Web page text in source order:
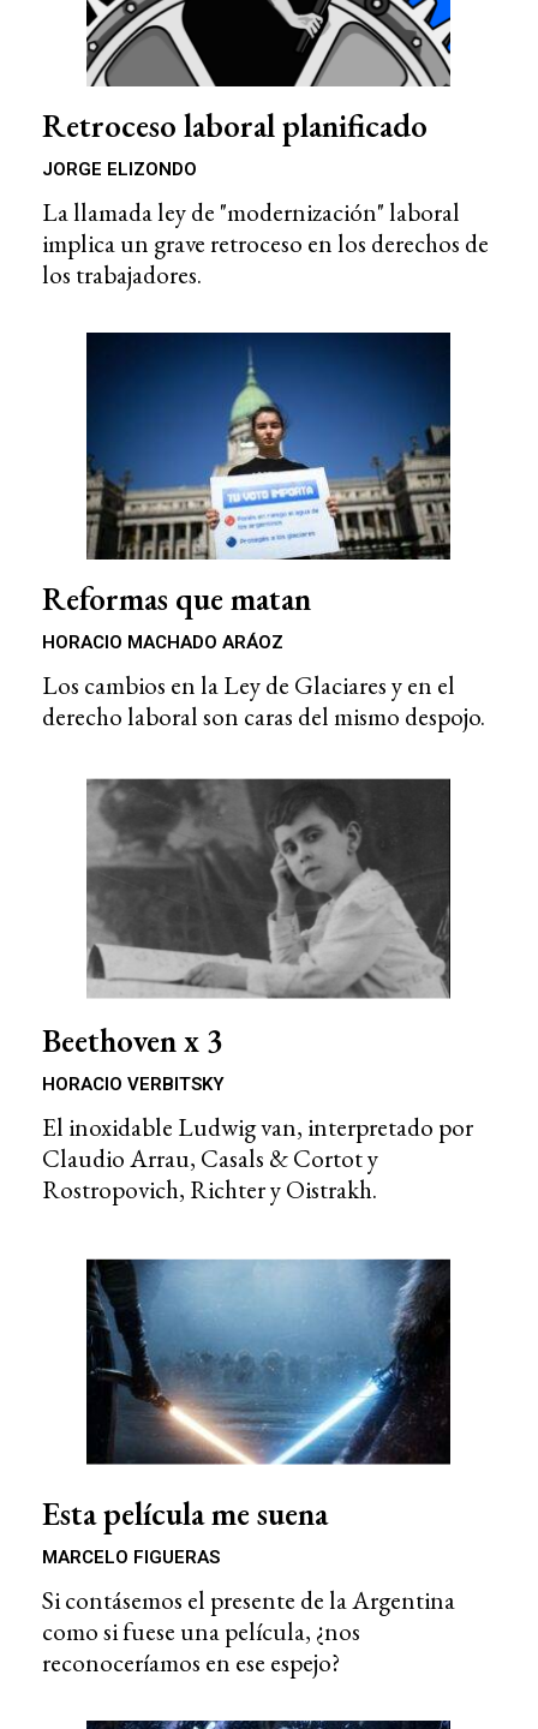
Retroceso laboral planificado
JORGE ELIZONDO
La llamada ley de "modernización" laboral
implica un grave retroceso en los derechos de
los trabajadores.
Reformas que matan
HORACIO MACHADO ARÁOZ
Los cambios en la Ley de Glaciares y en el
derecho laboral son caras del mismo despojo.
Beethoven x 3
HORACIO VERBITSKY
El inoxidable Ludwig van, interpretado por
Claudio Arrau, Casals & Cortot y
Rostropovich, Richter y Oistrakh.
Esta película me suena
MARCELO FIGUERAS
Si contásemos el presente de la Argentina
como si fuese una película, ¿nos
reconoceríamos en ese espejo?